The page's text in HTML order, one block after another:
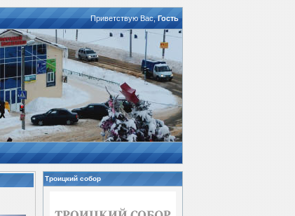
Приветствую Вас,Гость
Троицкий собор